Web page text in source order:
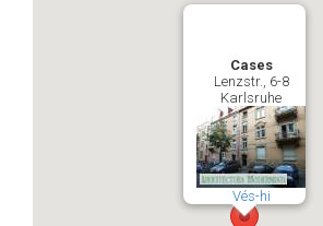
Cases
Lenzstr., 6-8
Karlsruhe
Vés-hi